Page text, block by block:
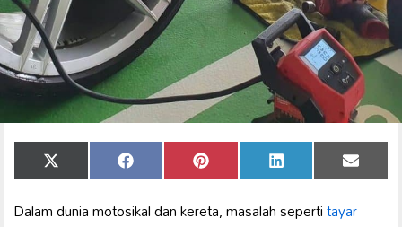
Share
on
X
(Twitter)
Share
on
Facebook Share
on
Pinterest Share
on
LinkedIn Share
on
Email
Dalam dunia motosikal dan kereta, masalah sepertitayar